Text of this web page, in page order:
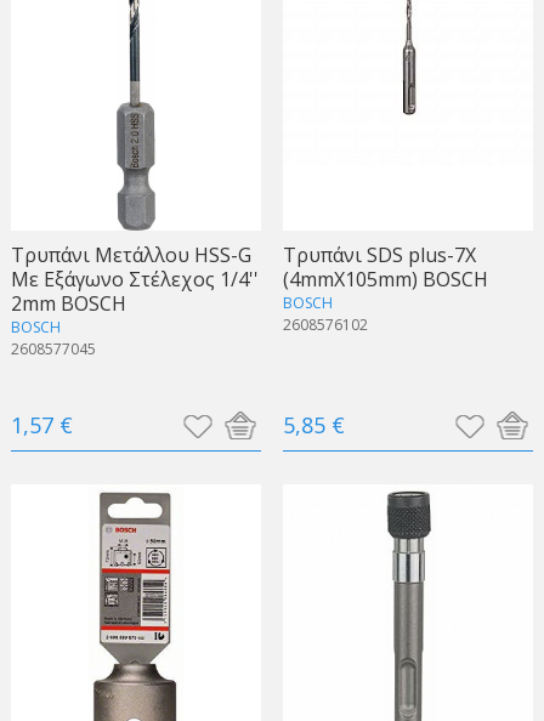
Τρυπάνι Μετάλλου HSS-G
Με Εξάγωνο Στέλεχος 1/4''
2mm BOSCH
BOSCH
2608577045
1,57 €
Τρυπάνι SDS plus-7X
(4mmX105mm) BOSCH
BOSCH
2608576102
5,85 €